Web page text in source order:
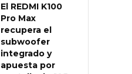
El REDMI K100
Pro Max
recupera el
subwoofer
integrado y
apuesta por